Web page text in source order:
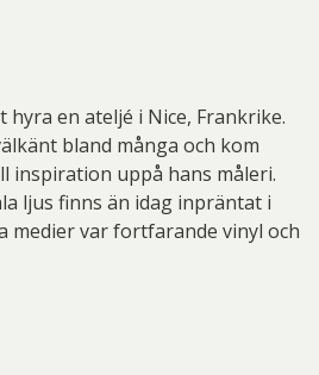
hyra en ateljé i Nice, Frankrike.
bland många och kom
inspiration uppå hans måleri.
ljus finns än idag inpräntat i
medier var fortfarande vinyl och